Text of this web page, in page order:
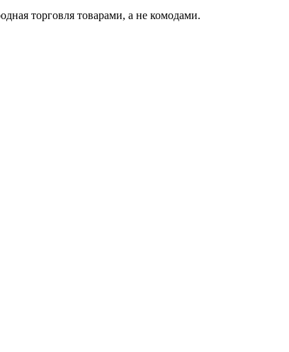
торговля товарами, а не комодами.